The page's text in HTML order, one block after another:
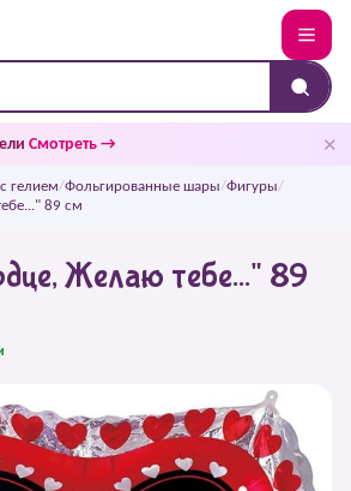
Смотреть → ✕
гелием/Фольгированные шары/Фигуры/
89 см
Желаю тебе..." 89